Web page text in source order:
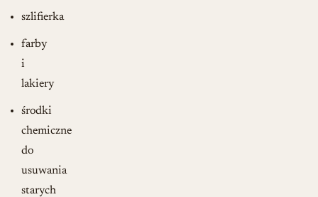
szlifierka
farby
i
lakiery
środki
chemiczne
do
usuwania
starych